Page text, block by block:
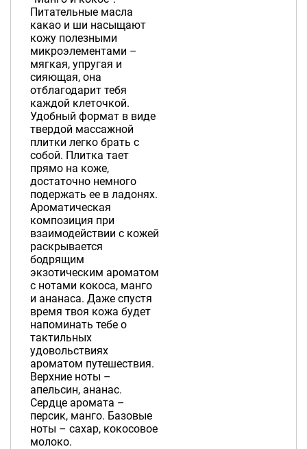
Питательные масла
какао и ши насыщают
кожу полезными
микроэлементами –
мягкая, упругая и
сияющая, она
отблагодарит тебя
каждой клеточкой.
Удобный формат в виде
твердой массажной
плитки легко брать с
собой. Плитка тает
прямо на коже,
достаточно немного
подержать ее в ладонях.
Ароматическая
композиция при
взаимодействии с кожей
раскрывается
бодрящим
экзотическим ароматом
с нотами кокоса, манго
и ананаса. Даже спустя
время твоя кожа будет
напоминать тебе о
тактильных
удовольствиях
ароматом путешествия.
Верхние ноты –
апельсин, ананас.
Сердце аромата –
персик, манго. Базовые
ноты – сахар, кокосовое
молоко.